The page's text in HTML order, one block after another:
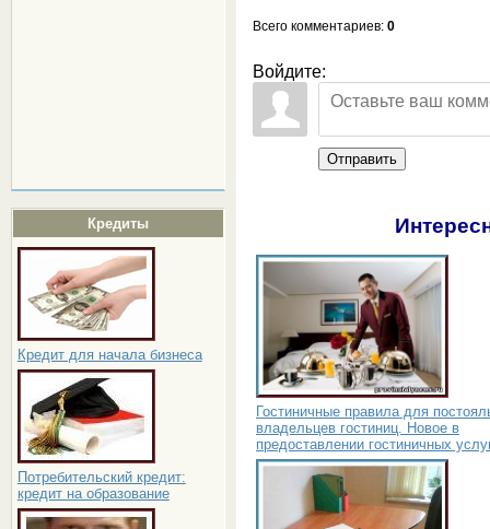
Кредиты
Кредит для начала бизнеса
Потребительский кредит:
кредит на образование
Всего комментариев: 0
Войдите:
Отправить
Гостиничные правила для
владельцев гостиниц. Новое в
предоставлении гостиничных